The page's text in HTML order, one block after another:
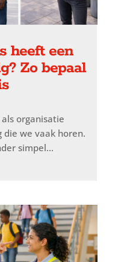
heeft een
Zo bepaal
als organisatie
die we vaak horen.
simpel...